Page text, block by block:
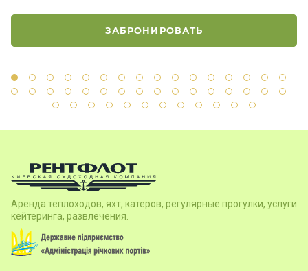
ЗАБРОНИРОВАТЬ
Аренда теплоходов, яхт, катеров, регулярные прогулки, услуги
кейтеринга, развлечения.